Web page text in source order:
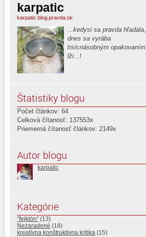
karpatic
karpatic.blog.pravda.sk
...kedysi sa pravda hľadala,
dnes sa vyrába
tisícnásobným opakovaním
lži...!
Štatistiky blogu
Počet článkov: 64
Celková čítanosť: 137553x
Priemerná čítanosť článkov: 2149x
Autor blogu
karpatic
Kategórie
"fejktón" (13)
Nezaradené (18)
kreatívna konštruktívna kritika (15)